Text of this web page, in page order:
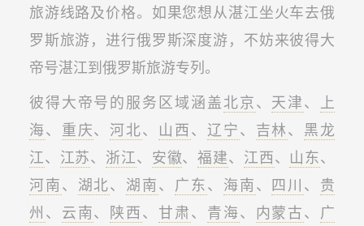
旅游线路及价格。如果您想从湛江坐火车去俄
罗斯旅游，进行俄罗斯深度游，不妨来彼得大
帝号湛江到俄罗斯旅游专列。
彼得大帝号的服务区域涵盖北京、 天津、 上
海、 重庆、 河北、 山西、 辽宁、 吉林、 黑龙
江、 江苏、 浙江、 安徽、福建、 江西、 山东、
河南、 湖北、 湖南、 广东、 海南、 四川、 贵
州、 云南、 陕西、 甘肃、 青海、 内蒙古、 广